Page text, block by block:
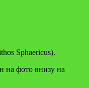
Sphaericus).
на фото внизу на